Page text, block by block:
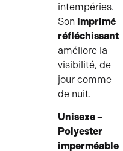
intempéries.
Son imprimé
réfléchissant
améliore la
visibilité, de
jour comme
de nuit.
Unisexe –
Polyester
imperméable